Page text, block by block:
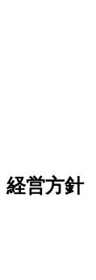
経営方針